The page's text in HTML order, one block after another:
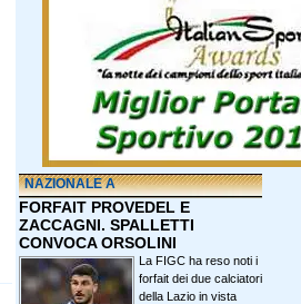
NAZIONALE A
FORFAIT PROVEDEL E
ZACCAGNI. SPALLETTI
CONVOCA ORSOLINI
La FIGC ha reso noti i
forfait dei due calciatori
della Lazio in vista